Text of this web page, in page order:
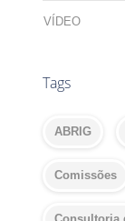
VÍDEO
Tags
ABRIG
Comissões